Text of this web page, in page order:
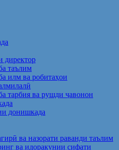
директор
таълим
илм ва робитаҳои
тарбия ва рушди ҷавонон
донишкада
ва назорати раванди таълим
ва идоракунии сифати